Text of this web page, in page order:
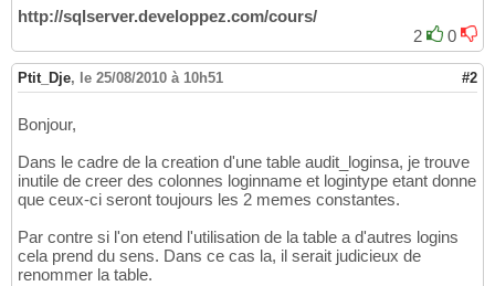
http://sqlserver.developpez.com/cours/
2
0
Ptit_Dje, le 25/08/2010 à 10h51 #2
Bonjour,
Dans le cadre de la creation d'une table audit_loginsa, je trouve
inutile de creer des colonnes loginname et logintype etant donne
que ceux-ci seront toujours les 2 memes constantes.
Par contre si l'on etend l'utilisation de la table a d'autres logins
cela prend du sens. Dans ce cas la, il serait judicieux de
renommer la table.